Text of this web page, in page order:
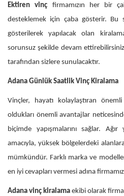
Ektiren vinç firmamızın her bir
desteklemek için çaba gösterir.
gösterilerek yapılacak olan
sorunsuz şekilde devam
tarafından sizlere sunulacaktır.
Adana Günlük Saatlik Vinç Kiralama
Vinçler, hayatı kolaylaştıran
oldukları önemli avantajlar
biçimde yapışmalarını sağlar.
amacıyla, yüksek bölgelerdeki
mümkündür. Farklı marka ve
en iyi cevapları vermesi adına firmamız
Adana vinç kiralama ekibi olarak